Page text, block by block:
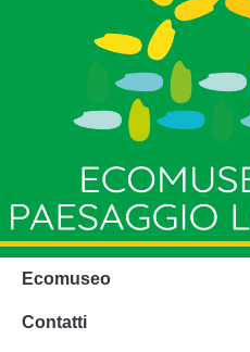
Ecomuseo
Contatti